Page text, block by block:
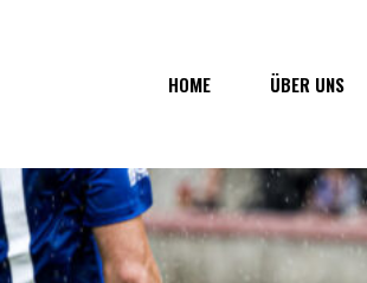
HOME ÜBER UNS
Über uns
Vorstand